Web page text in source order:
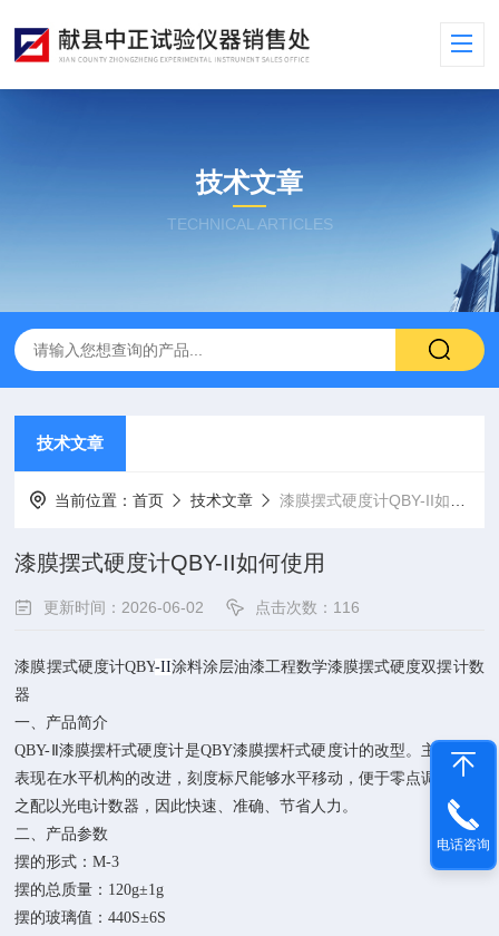
技术文章
TECHNICAL ARTICLES
技术文章
当前位置：首页 技术文章 漆膜摆式硬度计QBY-II如何使用
漆膜摆式硬度计QBY-II如何使用
更新时间：2026-06-02 点击次数：116
漆膜摆式硬度计QBY-II涂料涂层油漆工程数学漆膜摆式硬度双摆计数
器
一、产品简介
QBY- Ⅱ漆膜摆杆式硬度计是QBY漆膜摆杆式硬度计的改型。主要特点
表现在水平机构的改进，刻度标尺能够水平移动，便于零点调整，加
之配以光电计数器，因此快速、准确、节省人力。
二、产品参数
摆的形式：M-3
摆的总质量： 120g±1g
摆的玻璃值：440S±6S
电话咨询